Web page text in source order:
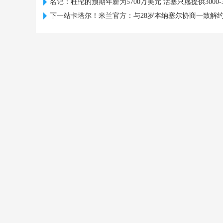
名记：杜伦的预期年薪为5700万美元 活塞只愿提供3000-
下一站卡塔尔！米兰官方：与28岁本纳塞尔协商一致解约